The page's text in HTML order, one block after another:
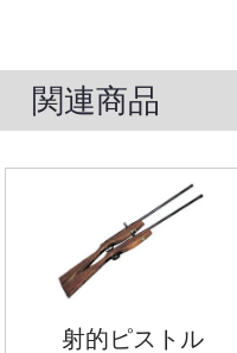
関連商品
射的ピストル